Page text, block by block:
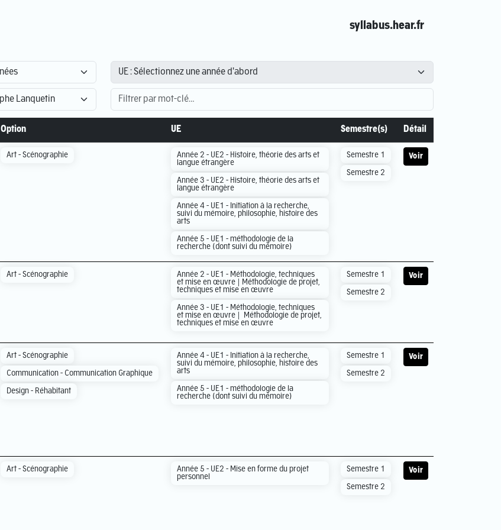
syllabus.hear.fr
Option UE Semestre(s) Détail
Art - Scénographie
Année 2 - UE2 - Histoire, théorie des arts et
langue étrangère
Année 3 - UE2 - Histoire, théorie des arts et
langue étrangère
Année 4 - UE1 - Initiation à la recherche,
suivi du mémoire, philosophie, histoire des
arts
Année 5 - UE1 - méthodologie de la
recherche (dont suivi du mémoire)
Semestre 1
Semestre 2
Voir
Art - Scénographie
Année 2 - UE1 - Méthodologie, techniques
et mise en œuvre | Méthodologie de projet,
techniques et mise en œuvre
Année 3 - UE1 - Méthodologie, techniques
et mise en œuvre | Méthodologie de projet,
techniques et mise en œuvre
Semestre 1
Semestre 2
Voir
Art - Scénographie
Communication - Communication Graphique
Design - Réhabitant
Année 4 - UE1 - Initiation à la recherche,
suivi du mémoire, philosophie, histoire des
arts
Année 5 - UE1 - méthodologie de la
recherche (dont suivi du mémoire)
Semestre 1
Semestre 2
Voir
Art - Scénographie
Année 5 - UE2 - Mise en forme du projet
personnel
Semestre 1
Semestre 2
Voir